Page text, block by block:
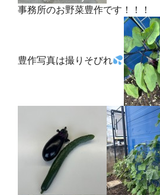
事務所のお野菜豊作です！！！
豊作写真は撮りそびれ